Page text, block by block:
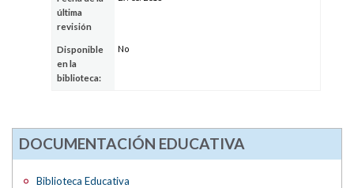
última
revisión
Disponible
en la
biblioteca:
No
DOCUMENTACIÓN EDUCATIVA
Biblioteca Educativa